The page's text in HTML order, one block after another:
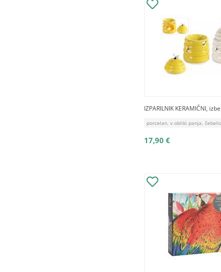
IZPARILNIK KERAMIČNI,
porcelan, v obliki panja,
17,90 €